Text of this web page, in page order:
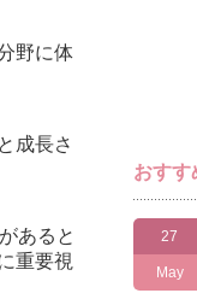
野に体
成長さ
あると
重要視
おすす
27
May